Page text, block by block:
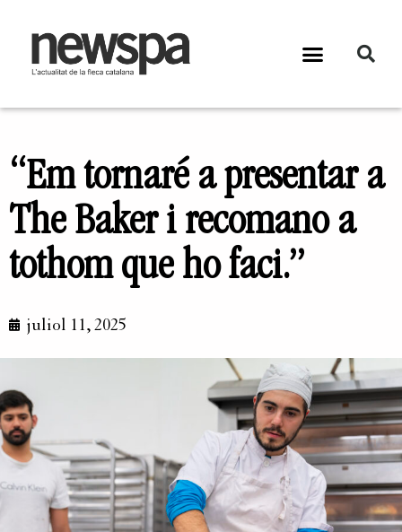
“Em tornaré a presentar a
The Baker i recomano a
tothom que ho faci.”
juliol 11, 2025